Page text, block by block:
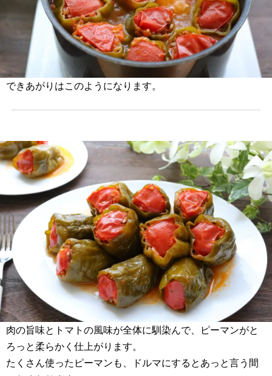
できあがりはこのようになります。
肉の旨味とトマトの風味が全体に馴染んで、ピーマンがと
ろっと柔らかく仕上がります。
たくさん使ったピーマンも、ドルマにするとあっと言う間